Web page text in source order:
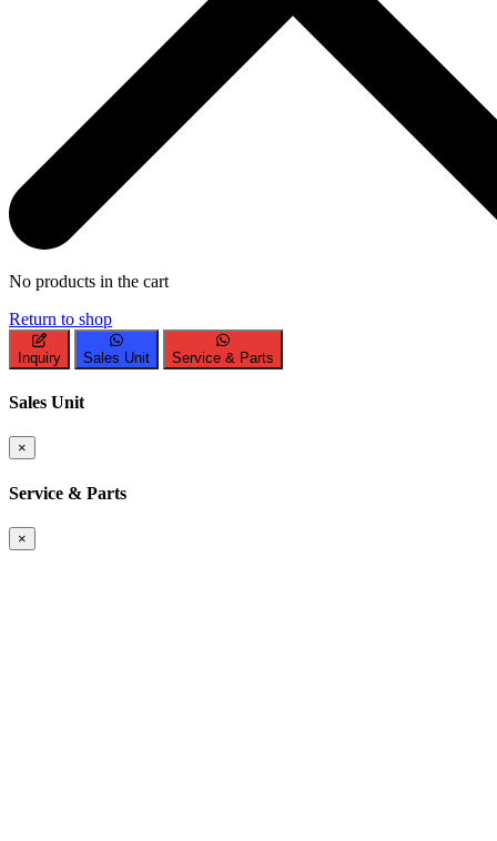
No products in the cart
Return to shop
Inquiry Sales Unit Service & Parts
Sales Unit
×
Service & Parts
×